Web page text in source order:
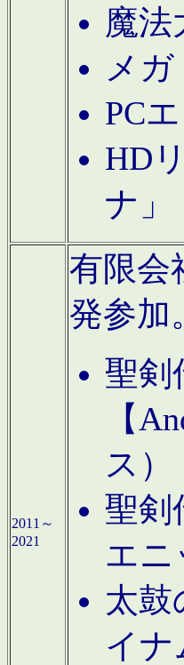
魔法
メ
PC
HD
ナ」
2011～
2021
有限会
発参加
聖剣
【
ス）
聖剣
エニ
太鼓
イ